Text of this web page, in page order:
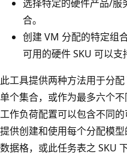
选择特定的硬件产品/服
合。
创建 VM 分配的特定组
可用的硬件 SKU 可以支
此工具提供两种方法用于分
单个集合，或作为最多六个
工作负荷配置可以包含不同
提供创建和使用每个分配模
数据格，或此任务表之 SKU